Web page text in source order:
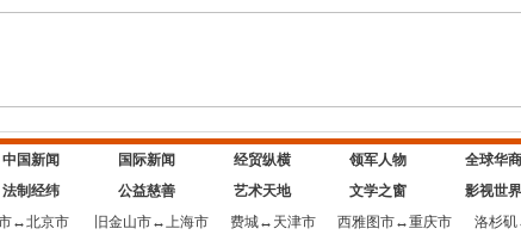
中国新闻 国际新闻 经贸纵横 领军人物 全球华商
法制经纬 公益慈善 艺术天地 文学之窗 影视世界
↔北京市 旧金山市↔上海市 费城↔ 天津市 西雅图市↔重庆市 洛杉矶